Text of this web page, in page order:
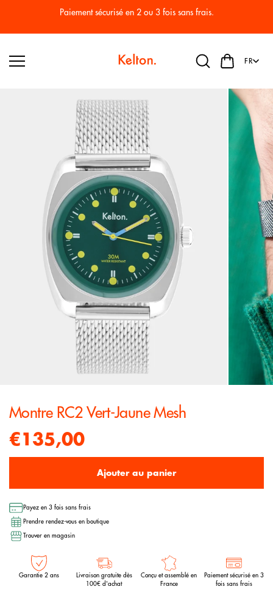
Paiement sécurisé en 2 ou 3 fois sans frais.
FR
Montre RC2 Vert-Jaune Mesh
€135,00
Ajouter au panier
Payez en 3 fois sans frais
Prendre rendez-vous en boutique
Trouver en magasin
Garantie 2 ans
Livraison gratuite dès
100€ d'achat
Conçu et assemblé en
France
Paiement sécurisé en 3
fois sans frais